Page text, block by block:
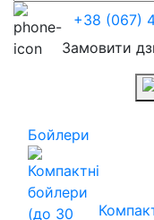
+38 (067)
Замовити
Бойлери